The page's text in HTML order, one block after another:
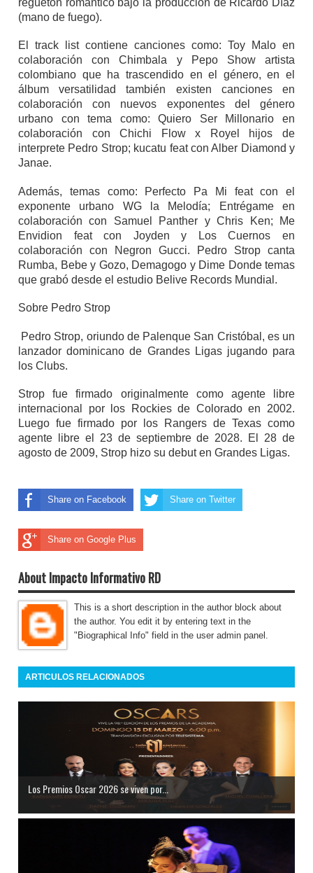
(mano de fuego).
El track list contiene canciones como: Toy Malo en
colaboración con Chimbala y Pepo Show artista
colombiano que ha trascendido en el género, en el
álbum versatilidad también existen canciones en
colaboración con nuevos exponentes del género
urbano con tema como: Quiero Ser Millonario en
colaboración con Chichi Flow x Royel hijos de
interprete Pedro Strop; kucatu feat con Alber Diamond y
Janae.
Además, temas como: Perfecto Pa Mi feat con el
exponente urbano WG la Melodía; Entrégame en
colaboración con Samuel Panther y Chris Ken; Me
Envidion feat con Joyden y Los Cuernos en
colaboración con Negron Gucci. Pedro Strop canta
Rumba, Bebe y Gozo, Demagogo y Dime Donde temas
que grabó desde el estudio Belive Records Mundial.
Sobre Pedro Strop
Pedro Strop, oriundo de Palenque San Cristóbal, es un
lanzador dominicano de Grandes Ligas jugando para
los Clubs.
Strop fue firmado originalmente como agente libre
internacional por los Rockies de Colorado en 2002.
Luego fue firmado por los Rangers de Texas como
agente libre el 23 de septiembre de 2028. El 28 de
agosto de 2009, Strop hizo su debut en Grandes Ligas.
Share on Facebook Share on Twitter
Share on Google Plus
About Impacto Informativo RD
This is a short description in the author block about
the author. You edit it by entering text in the
"Biographical Info" field in the user admin panel.
ARTICULOS RELACIONADOS
Los Premios Oscar 2026 se viven por...